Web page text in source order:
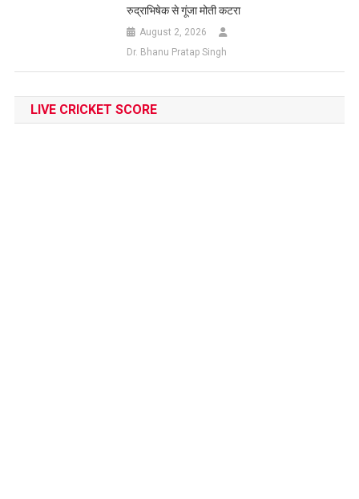
रुद्राभिषेक से गूंजा मोती कटरा
August 2, 2026
Dr. Bhanu Pratap Singh
LIVE CRICKET SCORE